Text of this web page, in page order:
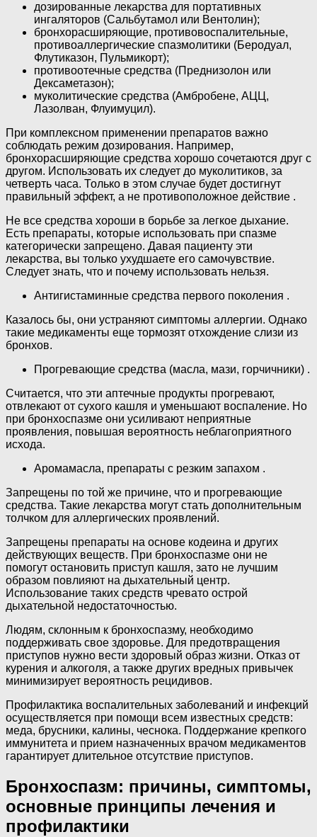
дозированные лекарства для портативных
ингаляторов (Сальбутамол или Вентолин);
бронхорасширяющие, противовоспалительные,
противоаллергические спазмолитики (Беродуал,
Флутиказон, Пульмикорт);
противоотечные средства (Преднизолон или
Дексаметазон);
муколитические средства (Амбробене, АЦЦ,
Лазолван, Флуимуцил).
При комплексном применении препаратов важно
соблюдать режим дозирования. Например,
бронхорасширяющие средства хорошо сочетаются друг с
другом. Использовать их следует до муколитиков, за
четверть часа. Только в этом случае будет достигнут
правильный эффект, а не противоположное действие .
Не все средства хороши в борьбе за легкое дыхание.
Есть препараты, которые использовать при спазме
категорически запрещено. Давая пациенту эти
лекарства, вы только ухудшаете его самочувствие.
Следует знать, что и почему использовать нельзя.
Антигистаминные средства первого поколения .
Казалось бы, они устраняют симптомы аллергии. Однако
такие медикаменты еще тормозят отхождение слизи из
бронхов.
Прогревающие средства (масла, мази, горчичники) .
Считается, что эти аптечные продукты прогревают,
отвлекают от сухого кашля и уменьшают воспаление. Но
при бронхоспазме они усиливают неприятные
проявления, повышая вероятность неблагоприятного
исхода.
Аромамасла, препараты с резким запахом .
Запрещены по той же причине, что и прогревающие
средства. Такие лекарства могут стать дополнительным
толчком для аллергических проявлений.
Запрещены препараты на основе кодеина и других
действующих веществ. При бронхоспазме они не
помогут остановить приступ кашля, зато не лучшим
образом повлияют на дыхательный центр.
Использование таких средств чревато острой
дыхательной недостаточностью.
Людям, склонным к бронхоспазму, необходимо
поддерживать свое здоровье. Для предотвращения
приступов нужно вести здоровый образ жизни. Отказ от
курения и алкоголя, а также других вредных привычек
минимизирует вероятность рецидивов.
Профилактика воспалительных заболеваний и инфекций
осуществляется при помощи всем известных средств:
меда, брусники, калины, чеснока. Поддержание крепкого
иммунитета и прием назначенных врачом медикаментов
гарантирует длительное отсутствие приступов.
Бронхоспазм: причины, симптомы,
основные принципы лечения и
профилактики